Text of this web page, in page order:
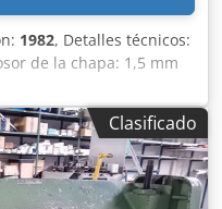
1982, Detalles técnicos:
de la chapa: 1,5 mm
mm Longitud de la
máx.: 160 ° Potencia
de la máquina:
de la máquina
m * Ajuste de la
de la mordaza
Clasificado